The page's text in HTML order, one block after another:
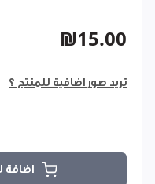
₪15.00
تريد صور اضافية للمنتج ؟
اضافة